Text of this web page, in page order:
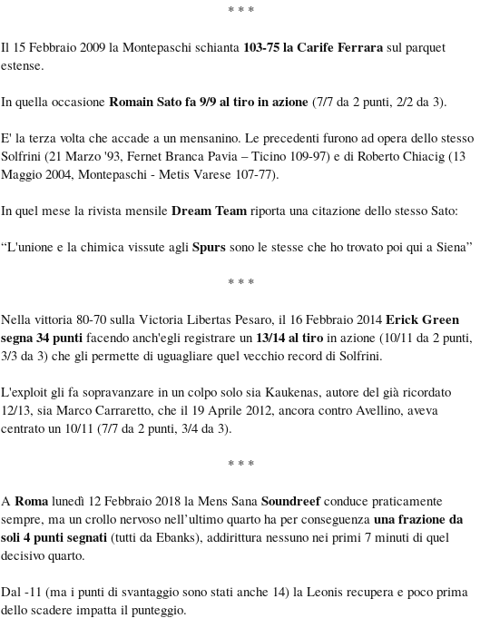
* * *
Il 15 Febbraio 2009 la Montepaschi schianta 103-75 la Carife Ferrara sul parquet
estense.
In quella occasione Romain Sato fa 9/9 al tiro in azione (7/7 da 2 punti, 2/2 da 3).
E' la terza volta che accade a un mensanino. Le precedenti furono ad opera dello stesso
Solfrini (21 Marzo '93, Fernet Branca Pavia – Ticino 109-97) e di Roberto Chiacig (13
Maggio 2004, Montepaschi - Metis Varese 107-77).
In quel mese la rivista mensile Dream Team riporta una citazione dello stesso Sato:
“L'unione e la chimica vissute agli Spurs sono le stesse che ho trovato poi qui a Siena”
* * *
Nella vittoria 80-70 sulla Victoria Libertas Pesaro, il 16 Febbraio 2014 Erick Green
segna 34 punti facendo anch'egli registrare un 13/14 al tiro in azione (10/11 da 2 punti,
3/3 da 3) che gli permette di uguagliare quel vecchio record di Solfrini.
L'exploit gli fa sopravanzare in un colpo solo sia Kaukenas, autore del già ricordato
12/13, sia Marco Carraretto, che il 19 Aprile 2012, ancora contro Avellino, aveva
centrato un 10/11 (7/7 da 2 punti, 3/4 da 3).
* * *
A Roma lunedì 12 Febbraio 2018 la Mens Sana Soundreefconduce praticamente
sempre, ma un crollo nervoso nell’ultimo quarto ha per conseguenza una frazione da
soli 4 punti segnati (tutti da Ebanks), addirittura nessuno nei primi 7 minuti di quel
decisivo quarto.
Dal -11 (ma i punti di svantaggio sono stati anche 14) la Leonis recupera e poco prima
dello scadere impatta il punteggio.